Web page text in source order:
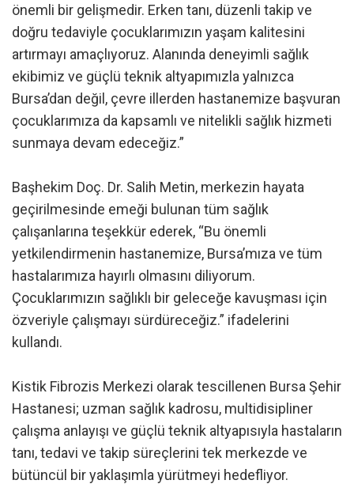
önemli bir gelişmedir. Erken tanı, düzenli takip ve
doğru tedaviyle çocuklarımızın yaşam kalitesini
artırmayı amaçlıyoruz. Alanında deneyimli sağlık
ekibimiz ve güçlü teknik altyapımızla yalnızca
Bursa’dan değil, çevre illerden hastanemize başvuran
çocuklarımıza da kapsamlı ve nitelikli sağlık hizmeti
sunmaya devam edeceğiz.”
Başhekim Doç. Dr. Salih Metin, merkezin hayata
geçirilmesinde emeği bulunan tüm sağlık
çalışanlarına teşekkür ederek, “Bu önemli
yetkilendirmenin hastanemize, Bursa’mıza ve tüm
hastalarımıza hayırlı olmasını diliyorum.
Çocuklarımızın sağlıklı bir geleceğe kavuşması için
özveriyle çalışmayı sürdüreceğiz.” ifadelerini
kullandı.
Kistik Fibrozis Merkezi olarak tescillenen Bursa Şehir
Hastanesi; uzman sağlık kadrosu, multidisipliner
çalışma anlayışı ve güçlü teknik altyapısıyla hastaların
tanı, tedavi ve takip süreçlerini tek merkezde ve
bütüncül bir yaklaşımla yürütmeyi hedefliyor.